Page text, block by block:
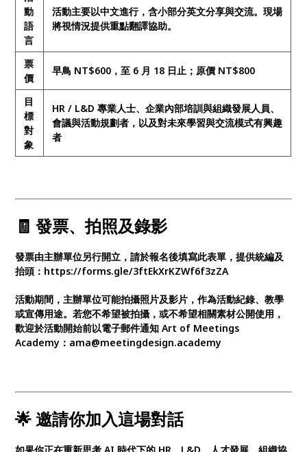
動
語
言
活動主要以中文進行，含小部分英文分享與交流。現場
將視情況提供重點翻譯協助。
票
價
早鳥 NT$600，至 6 月 18 日止；原價 NT$800
目
標
對
象
HR / L&D 專業人士、企業內部培訓與組織發展人員、
會議與活動規劃者，以及對未來學習與交流模式有興趣
者
🧾 發票、拍照及錄影
發票由主辦單位另行開立，請於報名後填寫此表單，提供統編及
抬頭：https://forms.gle/3ftEkXrKZWf6f3zZA
活動期間，主辦單位可能拍攝照片及影片，作為活動紀錄、教學
或宣傳用途。若您不希望被拍攝，或不希望相關素材公開使用，
歡迎於活動開始前以電子郵件通知 Art of Meetings
Academy：ama@meetingdesign.academy
🌟 邀請你加入這場對話